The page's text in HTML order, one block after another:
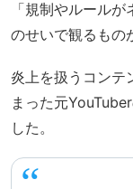
「規制やルール
のせいで観るもの
炎上を扱うコンテ
まった元
した。